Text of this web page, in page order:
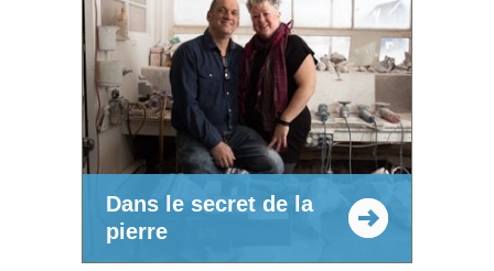
Dans le secret de la
pierre